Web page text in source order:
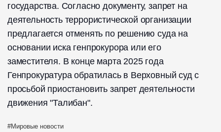
государства. Согласно документу, запрет на
деятельность террористической организации
предлагается отменять по решению суда на
основании иска генпрокурора или его
заместителя. В конце марта 2025 года
Генпрокуратура обратилась в Верховный суд с
просьбой приостановить запрет деятельности
движения "Талибан".
Мировые новости